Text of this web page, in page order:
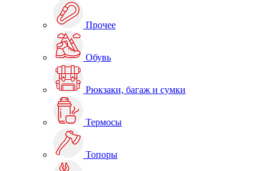
Прочее
Обувь
Рюкзаки, багаж и сумки
Термосы
Топоры